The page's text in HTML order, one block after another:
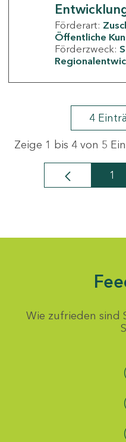
Förderart:
Öffentliche
Förderzweck:
4
Zeige 1 bis 4 von 5
1
Wie zufrieden sind